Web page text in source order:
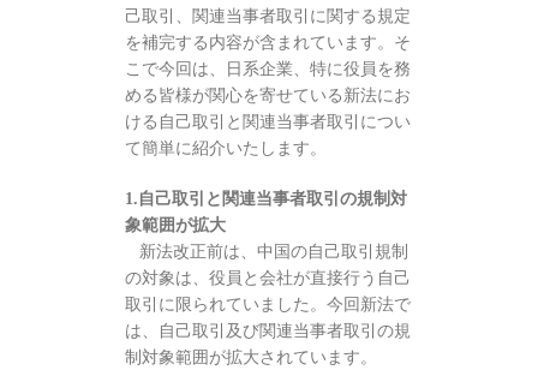
己取引、関連当事者取引に関する規定
を補完する内容が含まれています。そ
こで今回は、日系企業、特に役員を務
める皆様が関心を寄せている新法にお
ける自己取引と関連当事者取引につい
て簡単に紹介いたします。
1.自己取引と関連当事者取引の規制対
象範囲が拡大
新法改正前は、中国の自己取引規制
の対象は、役員と会社が直接行う自己
取引に限られていました。今回新法で
は、自己取引及び関連当事者取引の規
制対象範囲が拡大されています。